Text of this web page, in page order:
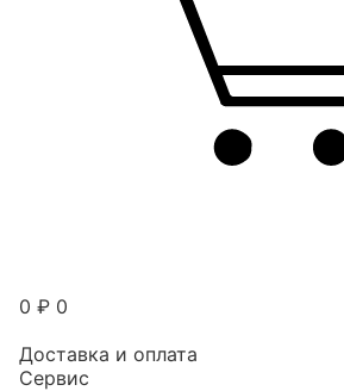
0 ₽ 0
Доставка и оплата
Сервис